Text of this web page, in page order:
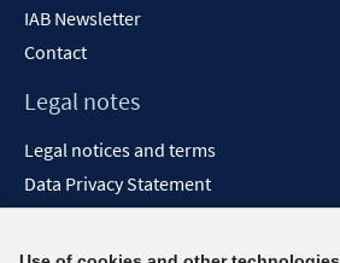
IAB Newsletter
Contact
Legal notes
Legal notices and terms
Data Privacy Statement
Report Accessibility